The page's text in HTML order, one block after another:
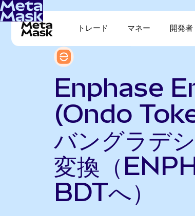
トレード マネー 開発者
Enphase
(Ondo
バングラデ
変換（
BDTへ）